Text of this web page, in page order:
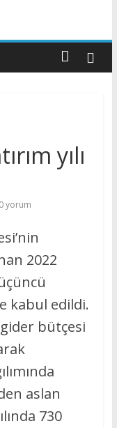
yılı
0 yorum
2022
kabul edildi.
bütçesi
aslan
730